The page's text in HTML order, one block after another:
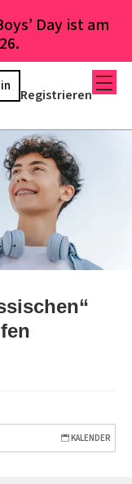
Day ist am
Registrieren
KALENDER